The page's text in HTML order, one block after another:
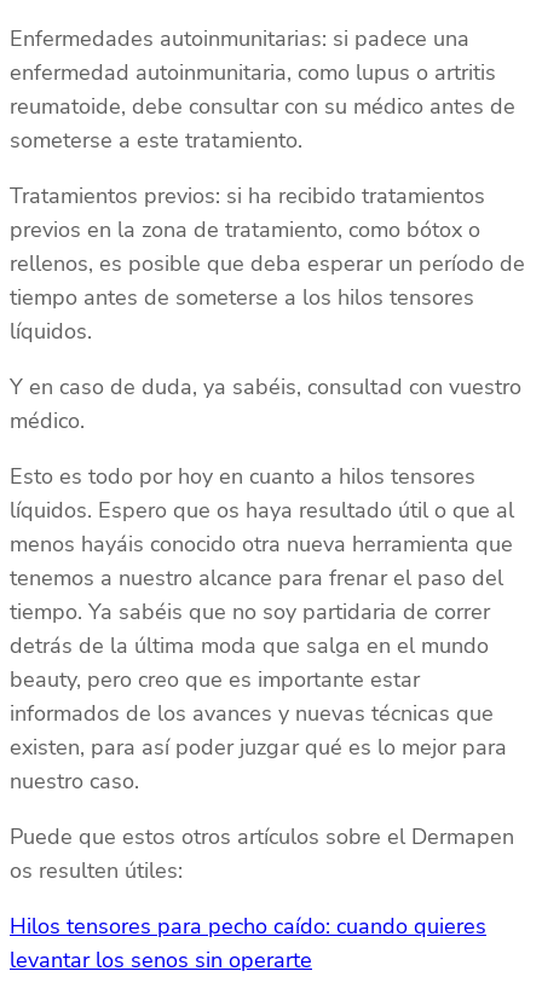
Enfermedades autoinmunitarias: si padece una
enfermedad autoinmunitaria, como lupus o artritis
reumatoide, debe consultar con su médico antes de
someterse a este tratamiento.
Tratamientos previos: si ha recibido tratamientos
previos en la zona de tratamiento, como bótox o
rellenos, es posible que deba esperar un período de
tiempo antes de someterse a los hilos tensores
líquidos.
Y en caso de duda, ya sabéis, consultad con vuestro
médico.
Esto es todo por hoy en cuanto a hilos tensores
líquidos. Espero que os haya resultado útil o que al
menos hayáis conocido otra nueva herramienta que
tenemos a nuestro alcance para frenar el paso del
tiempo. Ya sabéis que no soy partidaria de correr
detrás de la última moda que salga en el mundo
beauty, pero creo que es importante estar
informados de los avances y nuevas técnicas que
existen, para así poder juzgar qué es lo mejor para
nuestro caso.
Puede que estos otros artículos sobre el Dermapen
os resulten útiles:
Hilos tensores para pecho caído: cuando quieres
levantar los senos sin operarte